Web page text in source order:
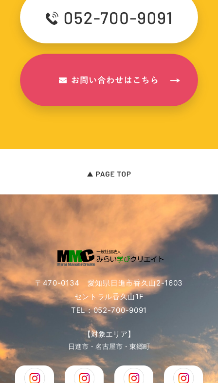
〒470-0134 愛知県日進市香久山2-1603
セントラル香久山1F
TEL：052-700-9091
【対象エリア】
日進市・名古屋市・東郷町